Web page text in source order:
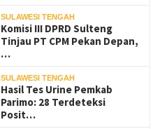
SULAWESI TENGAH
Komisi III DPRD Sulteng
Tinjau PT CPM Pekan Depan,
…
SULAWESI TENGAH
Hasil Tes Urine Pemkab
Parimo: 28 Terdeteksi
Posit…